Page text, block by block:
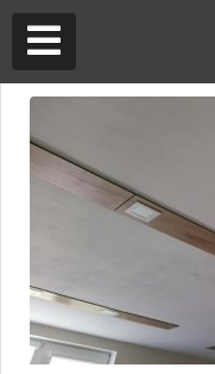
Аз съм майстор
Търся майстор